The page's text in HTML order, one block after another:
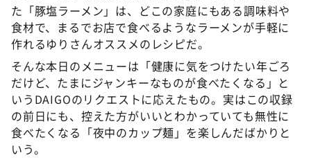
た「豚塩ラーメン」は、どこの家庭にもある調味料や
食材で、まるでお店で食べるようなラーメンが手軽に
作れるゆりさんオススメのレシピだ。
そんな本日のメニューは「健康に気をつけたい年ごろ
だけど、たまにジャンキーなものが食べたくなる」と
いうDAIGOのリクエストに応えたもの。実はこの収録
の前日にも、控えた方がいいとわかっていても無性に
食べたくなる「夜中のカップ麺」を楽しんだばかりと
いう。